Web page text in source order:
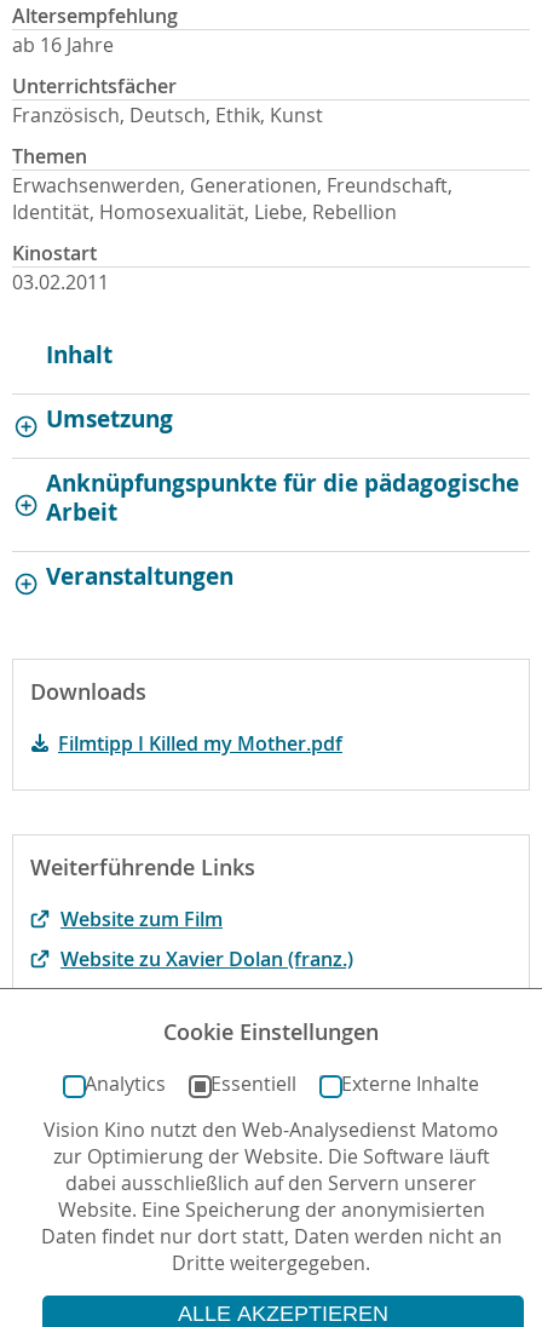
Altersempfehlung
ab 16 Jahre
Unterrichtsfächer
Französisch, Deutsch, Ethik, Kunst
Themen
Erwachsenwerden, Generationen, Freundschaft,
Identität, Homosexualität, Liebe, Rebellion
Kinostart
03.02.2011
Inhalt
Umsetzung
Anknüpfungspunkte für die pädagogische
Arbeit
Veranstaltungen
Downloads
Filmtipp I Killed my Mother.pdf
Weiterführende Links
Website zum Film
Website zu Xavier Dolan (franz.)
Filmbsprechung bei fluter.de
Autor*in: Kirsten Taylor , 29.12.2010 , letzte
Aktualisierung: 29.09.2016
Cookie Einstellungen
Analytics Essentiell
Externe Inhalte
Vision Kino nutzt den Web-Analysedienst Matomo
zur Optimierung der Website. Die Software läuft
dabei ausschließlich auf den Servern unserer
Website. Eine Speicherung der anonymisierten
Daten findet nur dort statt, Daten werden nicht an
Dritte weitergegeben.
ALLE AKZEPTIEREN